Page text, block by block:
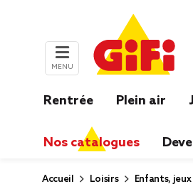
MENU
Rentrée Plein air
Nos catalogues
Accueil Loisirs Enfants,